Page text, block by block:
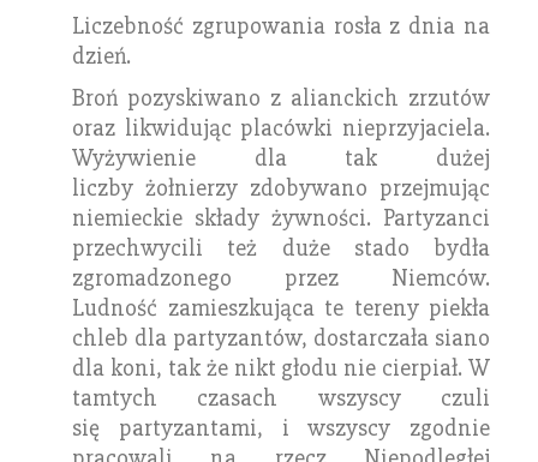
Liczebność zgrupowania rosła z dnia na
dzień.
Broń pozyskiwano z alianckich zrzutów
oraz likwidując placówki nieprzyjaciela.
Wyżywienie dla tak dużej
liczby żołnierzy zdobywano przejmując
niemieckie składy żywności. Partyzanci
przechwycili też duże stado bydła
zgromadzonego przez Niemców.
Ludność zamieszkująca te tereny piekła
chleb dla partyzantów, dostarczała siano
dla koni, tak że nikt głodu nie cierpiał. W
tamtych czasach wszyscy czuli
się partyzantami, i wszyscy zgodnie